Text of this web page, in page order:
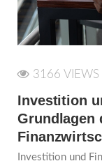
3166 VIEWS
Investition
Grundlagen
Investition und